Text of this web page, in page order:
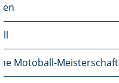
Motoball-Meisterschaft